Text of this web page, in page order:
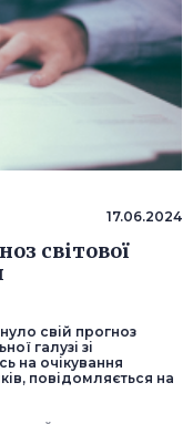
17.06.2024
світової
свій прогноз
галузі зі
на очікування
повідомляється на